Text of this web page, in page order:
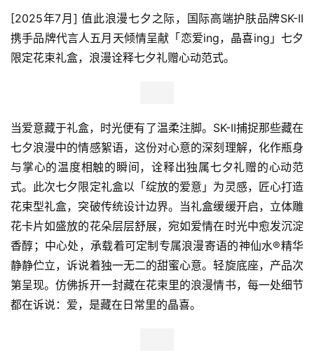
[2025年7月] 值此浪漫七夕之际，国际高端护肤品牌SK-II
携手品牌代言人五月天倾情呈献「恋爱ing，晶喜ing」七夕
限定花束礼盒，浪漫诠释七夕礼赠心动范式。
当爱意藏于礼盒，时光便有了温柔注脚。SK-II捕捉那些藏在
七夕浪漫中的情感絮语，这份对心意的深刻理解，化作瓶身
与掌心的温度相触的瞬间，诠释出独属七夕礼赠的心动范
式。此次七夕限定礼盒以「绽放的爱意」为灵感，匠心打造
花束型礼盒，突破传统设计边界。当礼盒缓缓开启，立体雕
花卡片如盛放的花朵层层舒展，宛如爱情在时光中愈发沉淀
香醇；中心处，承载着可定制专属浪漫寄语的神仙水®精华
静静伫立，诉说着独一无二的甜蜜心意。轻旋底座，产品次
第呈现。仿佛拆开一封藏在花束里的浪漫情书，每一处细节
都在诉说：爱，是藏在日常里的晶喜。